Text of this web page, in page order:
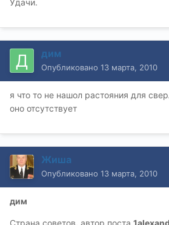
дим
Опубликовано 13 марта, 2010
я что то не нашол растояния для
оно отсутствует
Жиша
Опубликовано 13 марта, 2010
дим
Страна советов, автор поста